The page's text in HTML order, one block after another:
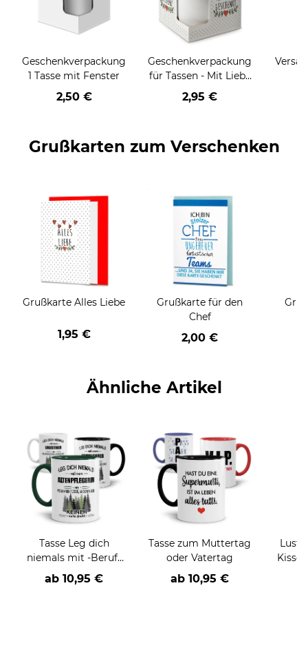
Geschenkverpackung
1 Tasse mit Fenster
2,50 €
Geschenkverpackung
für Tassen - Mit Liebe
geschenkt
2,95 €
Grußkarten zum Verschenken
Grußkarte Alles Liebe
1,95 €
Grußkarte für den
Chef
2,00 €
Ähnliche Artikel
Tasse Leg dich
niemals mit -Beruf-
an
ab 10,95 €
Tasse zum Muttertag
oder Vatertag
ab 10,95 €
Kissen -